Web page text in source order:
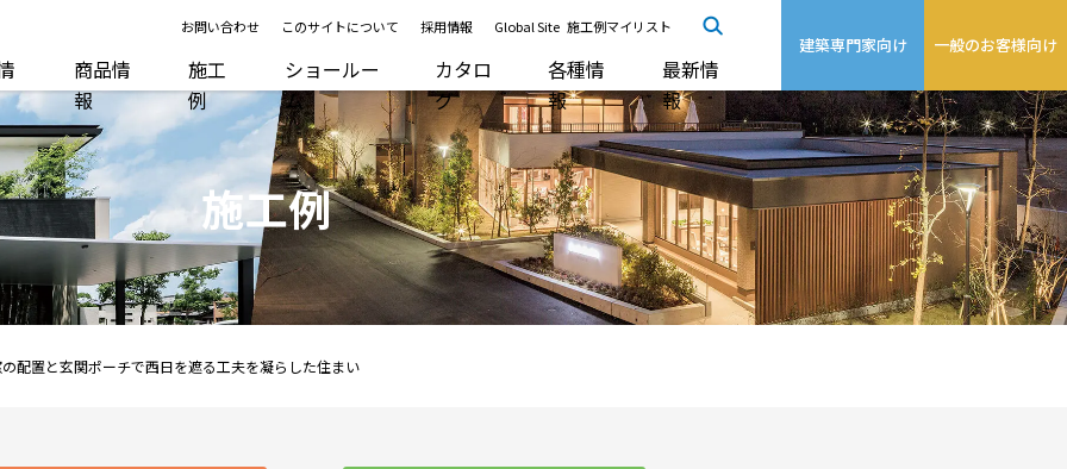
お問い合わせ このサイトについて 採用情報 Global Site 施工例マイリスト
商品情
報
施工
例
ショールー
ム
カタロ
グ
各種情
報
最新情
報
建築専門家向け 一般のお客様向け
施工例
配置と玄関ポーチで西日を遮る工夫を凝らした住まい